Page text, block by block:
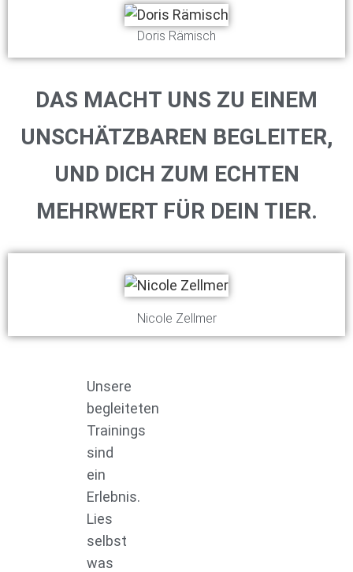
Doris Rämisch
DAS MACHT UNS ZU EINEM
UNSCHÄTZBAREN BEGLEITER,
UND DICH ZUM ECHTEN
MEHRWERT FÜR DEIN TIER.
Nicole Zellmer
Unsere
begleiteten
Trainings
sind
ein
Erlebnis.
Lies
selbst
was